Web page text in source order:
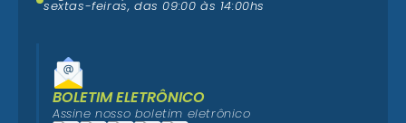
sextas-feiras, das 09:00 às 14:00hs
BOLETIM ELETRÔNICO
Assine nosso boletim eletrônico